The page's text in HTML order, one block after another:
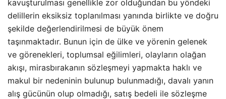
kavuşturulması genellikle zor olduğundan bu yöndeki
delillerin eksiksiz toplanılması yanında birlikte ve doğru
şekilde değerlendirilmesi de büyük önem
taşınmaktadır. Bunun için de ülke ve yörenin gelenek
ve görenekleri, toplumsal eğilimleri, olayların olağan
akışı, mirasbırakanın sözleşmeyi yapmakta haklı ve
makul bir nedeninin bulunup bulunmadığı, davalı yanın
alış gücünün olup olmadığı, satış bedeli ile sözleşme